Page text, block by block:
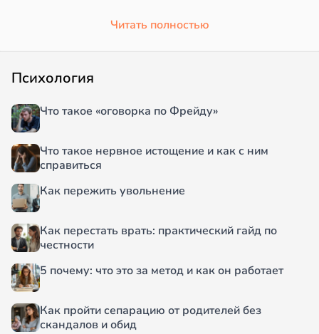
Читать полностью
Психология
Что такое «оговорка по Фрейду»
Что такое нервное истощение и как с ним
справиться
Как пережить увольнение
Как перестать врать: практический гайд по
честности
5 почему: что это за метод и как он работает
Как пройти сепарацию от родителей без
скандалов и обид